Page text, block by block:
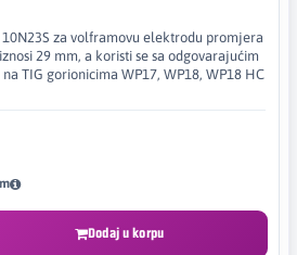
10N23S za volframovu elektrodu promjera
29 mm, a koristi se sa odgovarajućim
TIG gorionicima WP17, WP18, WP18 HC
Dodaj u korpu